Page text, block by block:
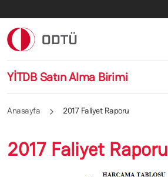
YİTDB Satın Alma Birimi
Anasayfa 2017 Faliyet Raporu
2017 Faliyet Raporu